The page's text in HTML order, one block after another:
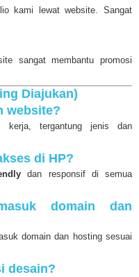
kami lewat website. Sangat
sangat membantu promosi
Diajukan)
website?
kerja, tergantung jenis dan
di HP?
dan responsif di semua
domain dan
domain dan hosting sesuai
desain?